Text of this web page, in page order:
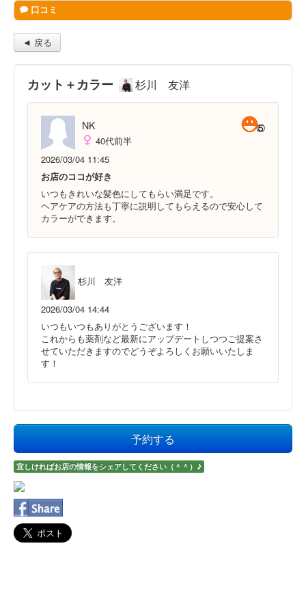
口コミ
◄ 戻る
カット＋カラー 杉川 友洋
NK
40代前半
2026/03/04 11:45
お店のココが好き
いつもきれいな髪色にしてもらい満足です。
ヘアケアの方法も丁寧に説明してもらえるので安心して
カラーができます。
杉川 友洋
2026/03/04 14:44
いつもいつもありがとうございます！
これからも薬剤など最新にアップデートしつつご提案さ
せていただきますのでどうぞよろしくお願いいたしま
す！
予約する
宜しければお店の情報をシェアしてください（＾＾）♪